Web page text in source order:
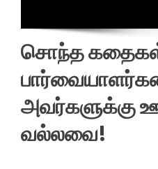
சொந்த
அவர்களுக்கு
வல்லவை!